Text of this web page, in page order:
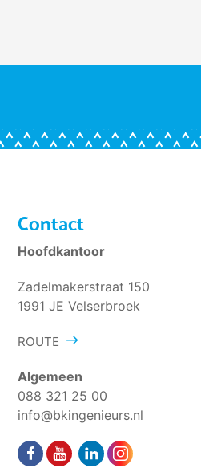
Contact
Hoofdkantoor
Zadelmakerstraat 150
1991 JE Velserbroek
ROUTE
Algemeen
088 321 25 00
info@bkingenieurs.nl